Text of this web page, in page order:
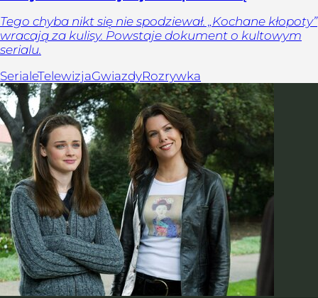
Tego chyba nikt się nie spodziewał. „Kochane kłopoty”
wracają za kulisy. Powstaje dokument o kultowym
serialu.
SerialeTelewizjaGwiazdyRozrywka